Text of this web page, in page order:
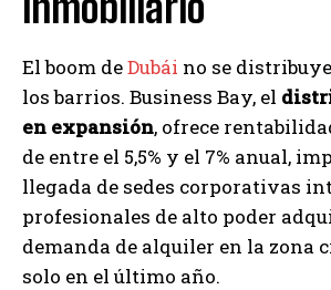
El boom deDubái no se
los barrios. Business Bay, el
en expansión, ofrece
de entre el 5,5% y el 7% anual,
llegada de sedes corporativas
profesionales de alto poder
demanda de alquiler en la zona
solo en el último año.